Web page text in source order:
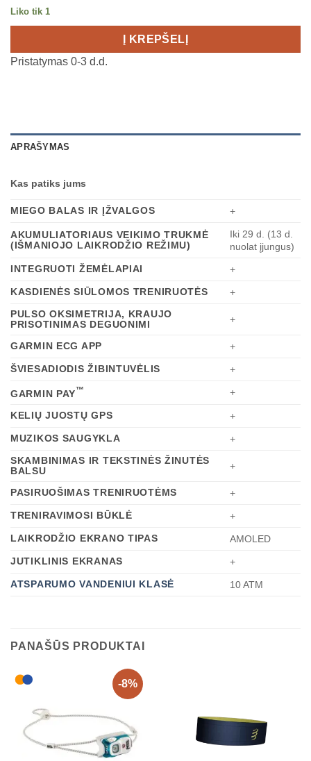
Liko tik 1
Į KREPŠELĮ
Pristatymas 0-3 d.d.
APRAŠYMAS
Kas patiks jums
MIEGO BALAS IR ĮŽVALGOS +
AKUMULIATORIAUS VEIKIMO TRUKMĖ
(IŠMANIOJO LAIKRODŽIO REŽIMU)
Iki 29 d. (13 d.
nuolat įjungus)
INTEGRUOTI ŽEMĖLAPIAI
+
KASDIENĖS SIŪLOMOS TRENIRUOTĖS
+
PULSO OKSIMETRIJA, KRAUJO
PRISOTINIMAS DEGUONIMI
+
GARMIN ECG APP
+
ŠVIESADIODIS ŽIBINTUVĖLIS
+
GARMIN PAY™ +
KELIŲ JUOSTŲ GPS
+
MUZIKOS SAUGYKLA
+
SKAMBINIMAS IR TEKSTINĖS ŽINUTĖS
BALSU
+
PASIRUOŠIMAS TRENIRUOTĖMS
+
TRENIRAVIMOSI BŪKLĖ
+
LAIKRODŽIO EKRANO TIPAS
AMOLED
JUTIKLINIS EKRANAS
+
ATSPARUMO VANDENIUI KLASĖ
10 ATM
PANAŠŪS PRODUKTAI
-8%